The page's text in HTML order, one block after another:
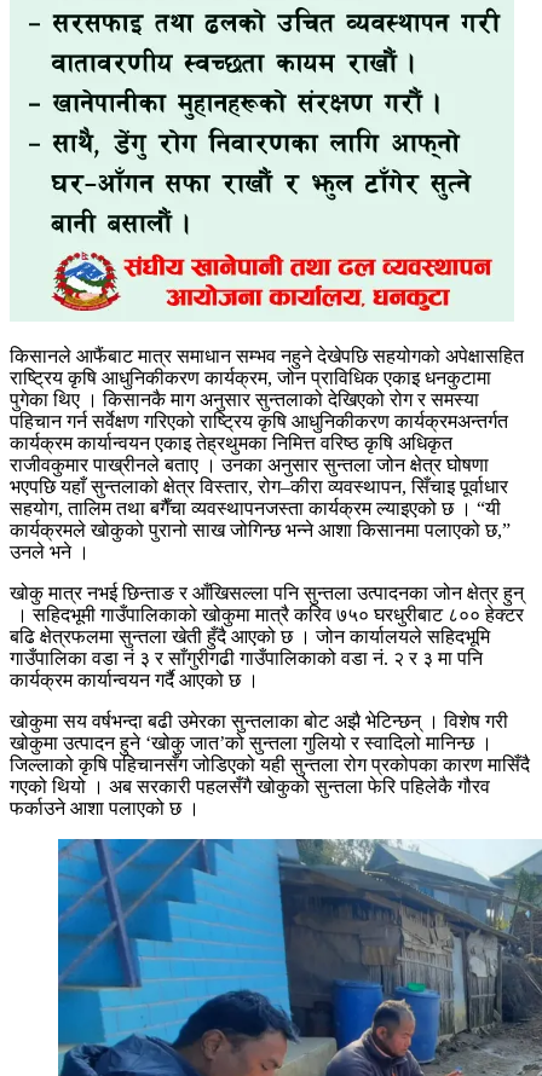
किसानले आफैंबाट मात्र समाधान सम्भव नहुने देखेपछि सहयोगको अपेक्षासहित
राष्ट्रिय कृषि आधुनिकीकरण कार्यक्रम, जोन प्राविधिक एकाइ धनकुटामा
पुगेका थिए । किसानकै माग अनुसार सुन्तलाको देखिएको रोग र समस्या
पहिचान गर्न सर्वेक्षण गरिएको राष्ट्रिय कृषि आधुनिकीकरण कार्यक्रमअन्तर्गत
कार्यक्रम कार्यान्वयन एकाइ तेह्रथुमका निमित्त वरिष्ठ कृषि अधिकृत
राजीवकुमार पाख्रीनले बताए । उनका अनुसार सुन्तला जोन क्षेत्र घोषणा
भएपछि यहाँ सुन्तलाको क्षेत्र विस्तार, रोग–कीरा व्यवस्थापन, सिँचाइ पूर्वाधार
सहयोग, तालिम तथा बगैँचा व्यवस्थापनजस्ता कार्यक्रम ल्याइएको छ । “यी
कार्यक्रमले खोकुको पुरानो साख जोगिन्छ भन्ने आशा किसानमा पलाएको छ,”
उनले भने ।
खोकु मात्र नभई छिन्ताङ र आँखिसल्ला पनि सुन्तला उत्पादनका जोन क्षेत्र हुन्
। सहिदभूमी गाउँपालिकाको खोकुमा मात्रै करिव ७५० घरधुरीबाट ८०० हेक्टर
बढि क्षेत्रफलमा सुन्तला खेती हुँदै आएको छ । जोन कार्यालयले सहिदभूमि
गाउँपालिका वडा नं ३ र साँगुरीगढी गाउँपालिकाको वडा नं. २ र ३ मा पनि
कार्यक्रम कार्यान्वयन गर्दै आएको छ ।
खोकुमा सय वर्षभन्दा बढी उमेरका सुन्तलाका बोट अझै भेटिन्छन् । विशेष गरी
खोकुमा उत्पादन हुने ‘खोकु जात’को सुन्तला गुलियो र स्वादिलो मानिन्छ ।
जिल्लाको कृषि पहिचानसँग जोडिएको यही सुन्तला रोग प्रकोपका कारण मासिँदै
गएको थियो । अब सरकारी पहलसँगै खोकुको सुन्तला फेरि पहिलेकै गौरव
फर्काउने आशा पलाएको छ ।